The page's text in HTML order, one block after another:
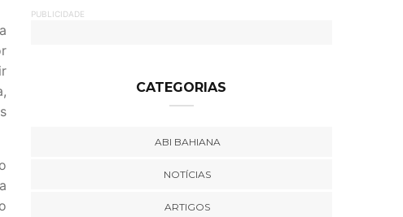
PUBLICIDADE
CATEGORIAS
ABI BAHIANA
NOTÍCIAS
ARTIGOS